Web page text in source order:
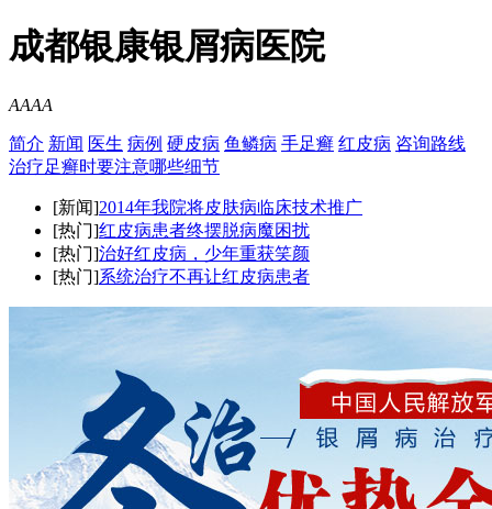
成都银康银屑病医院
AAAA
简介 新闻 医生 病例 硬皮病 鱼鳞病 手足癣 红皮病 咨询路线
治疗足癣时要注意哪些细节
[新闻]2014年我院将皮肤病临床技术推广
[热门]红皮病患者终摆脱病魔困扰
[热门]治好红皮病，少年重获笑颜
[热门]系统治疗不再让红皮病患者